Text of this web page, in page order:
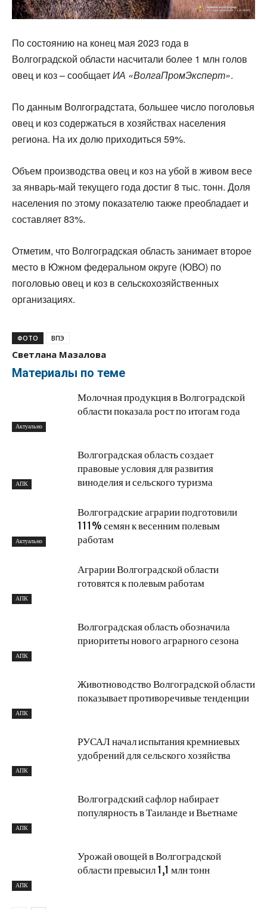
По состоянию на конец мая 2023 года в
Волгоградской области насчитали более 1 млн голов
овец и коз – сообщаетИА «ВолгаПромЭксперт».
По данным Волгоградстата, большее число поголовья
овец и коз содержаться в хозяйствах населения
региона. На их долю приходиться 59%.
Объем производства овец и коз на убой в живом весе
за январь-май текущего года достиг 8 тыс. тонн. Доля
населения по этому показателю также преобладает и
составляет 83%.
Отметим, что Волгоградская область занимает второе
место в Южном федеральном округе (ЮВО) по
поголовью овец и коз в сельскохозяйственных
организациях.
ФОТО ВПЭ
Светлана Мазалова
Материалы по теме
Актуально
Молочная продукция в Волгоградской
области показала рост по итогам года
АПК
Волгоградская область создает
правовые условия для развития
виноделия и сельского туризма
Актуально
Волгоградские аграрии подготовили
111% семян к весенним полевым
работам
АПК
Аграрии Волгоградской области
готовятся к полевым работам
АПК
Волгоградская область обозначила
приоритеты нового аграрного сезона
АПК
Животноводство Волгоградской области
показывает противоречивые тенденции
АПК
РУСАЛ начал испытания кремниевых
удобрений для сельского хозяйства
АПК
Волгоградский сафлор набирает
популярность в Таиланде и Вьетнаме
АПК
Урожай овощей в Волгоградской
области превысил 1,1 млн тонн